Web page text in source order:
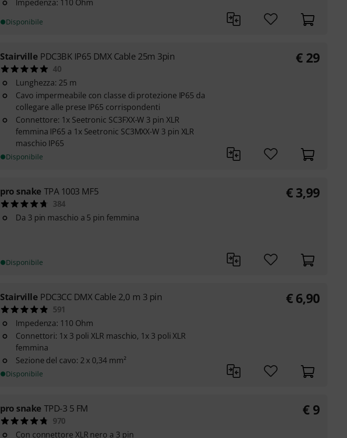
Impedenza: 110 Ohm
Disponibile
Stairville PDC3BK IP65 DMX Cable 25m 3pin
40
Lunghezza: 25 m
Cavo impermeabile con classe di protezione IP65 da
collegare alle prese IP65 corrispondenti
Connettore: 1x Seetronic SC3FXX-W 3 pin XLR
femmina IP65 a 1x Seetronic SC3MXX-W 3 pin XLR
maschio IP65
Disponibile
€ 29
pro snake TPA 1003 MF5
384
Da 3 pin maschio a 5 pin femmina
Disponibile
€3,99
Stairville PDC3CC DMX Cable 2,0 m 3 pin
591
Impedenza: 110 Ohm
Connettori: 1x 3 poli XLR maschio, 1x 3 poli XLR
femmina
Sezione del cavo: 2 x 0,34 mm²
Disponibile
€6,90
pro snake TPD-3 5 FM
970
Con connettore XLR nero a 3 pin
€ 9